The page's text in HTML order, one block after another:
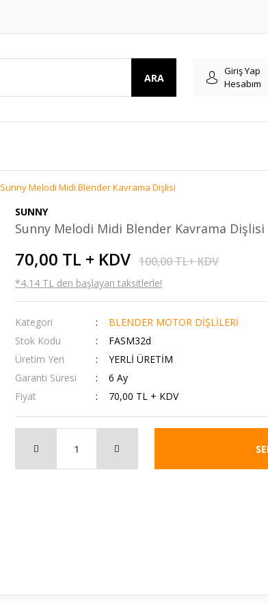
ARA
Giriş Yap
Hesabım
Sunny Melodi Midi Blender Kavrama Dişlisi
SUNNY
Sunny Melodi Midi Blender Kavrama Dişlisi
70,00 TL + KDV 100,00 TL+ KDV
*4,14 TL den başlayan taksitlerle!
Kategori
BLENDER MOTOR DİŞLİLERİ
Stok Kodu
FASM32d
Üretim Yeri
YERLİ ÜRETİM
Garanti Süresi
6 Ay
Fiyat
70,00 TL + KDV